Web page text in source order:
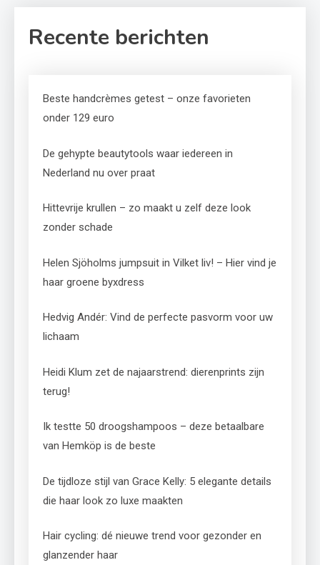
Recente berichten
Beste handcrèmes getest – onze favorieten
onder 129 euro
De gehypte beautytools waar iedereen in
Nederland nu over praat
Hittevrije krullen – zo maakt u zelf deze look
zonder schade
Helen Sjöholms jumpsuit in Vilket liv! – Hier vind je
haar groene byxdress
Hedvig Andér: Vind de perfecte pasvorm voor uw
lichaam
Heidi Klum zet de najaarstrend: dierenprints zijn
terug!
Ik testte 50 droogshampoos – deze betaalbare
van Hemköp is de beste
De tijdloze stijl van Grace Kelly: 5 elegante details
die haar look zo luxe maakten
Hair cycling: dé nieuwe trend voor gezonder en
glanzender haar